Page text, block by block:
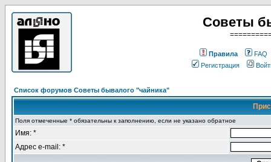
Советы
Правила
FAQ
Регистрация
Список форумов Советы бывалого "чайника"
Поля отмеченные * обязательны к заполнению, если не указано обратное
Имя: *
Адрес e-mail: *